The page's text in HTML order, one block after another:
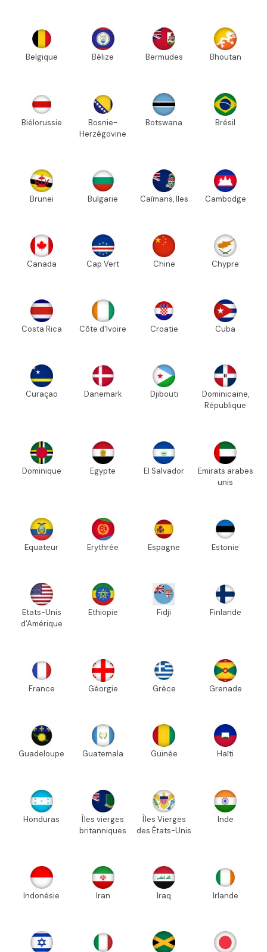
Belgique Bélize Bermudes Bhoutan
Biélorussie
Bosnie-
Herzégovine
Botswana Brésil
Brunei Bulgarie Caïmans, Iles Cambodge
Canada Cap Vert Chine Chypre
Costa Rica Côte d'Ivoire Croatie Cuba
Curaçao Danemark Djibouti
Dominicaine,
République
Dominique Egypte El Salvador
Emirats arabes
unis
Equateur Erythrée Espagne Estonie
Etats-Unis
d'Amérique
Ethiopie Fidji Finlande
France Géorgie Grèce Grenade
Guadeloupe Guatemala Guinée Haïti
Honduras
Îles vierges
britanniques
Îles Vierges
des États-Unis
Inde
Indonésie Iran Iraq Irlande